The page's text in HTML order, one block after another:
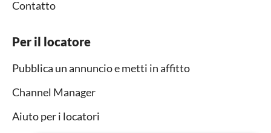
Contatto
Per il locatore
Pubblica un annuncio e metti in affitto
Channel Manager
Aiuto per i locatori